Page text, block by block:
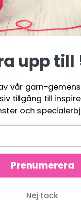
0-1170
upp till
vår garn-
tillgång till
och
Prenumerera
Nej tack